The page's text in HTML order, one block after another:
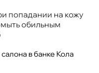
попадании на кожу
обильным
в банке Кола